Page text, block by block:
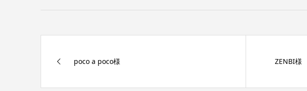
poco a poco様 ZENBI様